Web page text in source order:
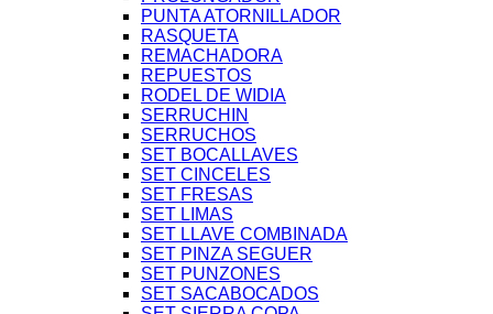
PUNTA ATORNILLADOR
RASQUETA
REMACHADORA
REPUESTOS
RODEL DE WIDIA
SERRUCHIN
SERRUCHOS
SET BOCALLAVES
SET CINCELES
SET FRESAS
SET LIMAS
SET LLAVE COMBINADA
SET PINZA SEGUER
SET PUNZONES
SET SACABOCADOS